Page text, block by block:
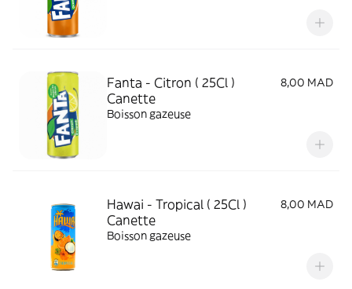
Fanta - Citron ( 25Cl )
Canette
8,00 MAD
Boisson gazeuse
Hawai - Tropical ( 25Cl )
Canette
8,00 MAD
Boisson gazeuse